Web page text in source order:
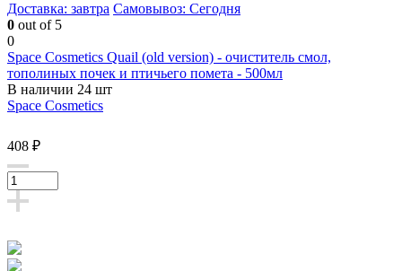
Доставка: завтра Самовывоз: Сегодня
0 out of 5
0
Space Cosmetics Quail (old version) - очиститель смол,
тополиных почек и птичьего помета - 500мл
В наличии 24 шт
Space Cosmetics
408 ₽